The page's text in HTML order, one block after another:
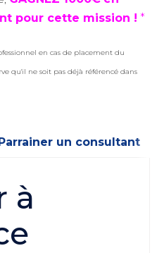
pour cette mission ! *
en cas de placement du
qu'il ne soit pas déjà référencé dans
un consultant
à